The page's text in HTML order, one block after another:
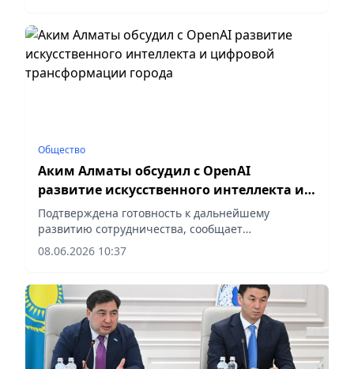
Общество
Аким Алматы обсудил с OpenAI
развитие искусственного интеллекта и
цифровой трансформации города
Подтверждена готовность к дальнейшему
развитию сотрудничества, сообщает
корреспондент vapress.kz.
08.06.2026 10:37